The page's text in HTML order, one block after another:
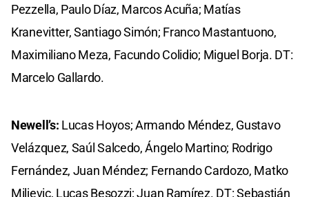
Pezzella, Paulo Díaz, Marcos Acuña; Matías
Kranevitter, Santiago Simón; Franco Mastantuono,
Maximiliano Meza, Facundo Colidio; Miguel Borja. DT:
Marcelo Gallardo.
Newell’s: Lucas Hoyos; Armando Méndez, Gustavo
Velázquez, Saúl Salcedo, Ángelo Martino; Rodrigo
Fernández, Juan Méndez; Fernando Cardozo, Matko
Miljevic, Lucas Besozzi; Juan Ramírez. DT: Sebastián